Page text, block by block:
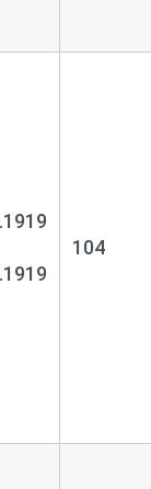
104